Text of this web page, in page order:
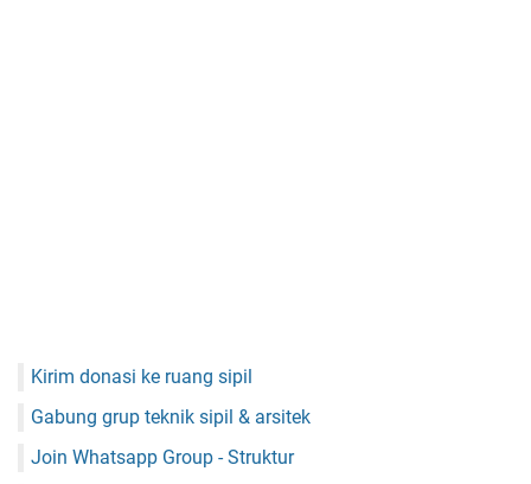
Kirim donasi ke ruang sipil
Gabung grup teknik sipil & arsitek
Join Whatsapp Group - Struktur